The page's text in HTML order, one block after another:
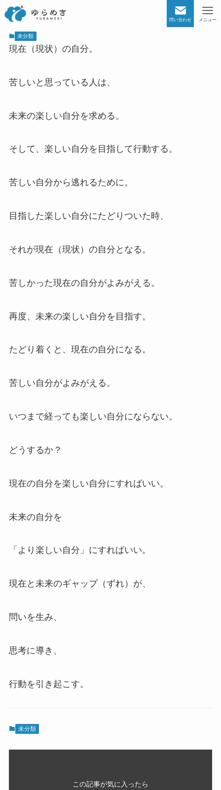
問い合わせ メニュー
未分類
現在（現状）の自分。
苦しいと思っている人は、
未来の楽しい自分を求める。
そして、楽しい自分を目指して行動する。
苦しい自分から逃れるために。
目指した楽しい自分にたどりついた時、
それが現在（現状）の自分となる。
苦しかった現在の自分がよみがえる。
再度、未来の楽しい自分を目指す。
たどり着くと、現在の自分になる。
苦しい自分がよみがえる。
いつまで経っても楽しい自分にならない。
どうするか？
現在の自分を楽しい自分にすればいい。
未来の自分を
「より楽しい自分」にすればいい。
現在と未来のギャップ（ずれ）が、
問いを生み、
思考に導き、
行動を引き起こす。
未分類
この記事が気に入ったら